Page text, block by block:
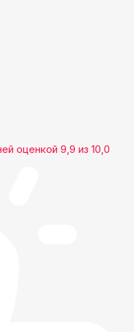
оценкой 9,9 из 10,0